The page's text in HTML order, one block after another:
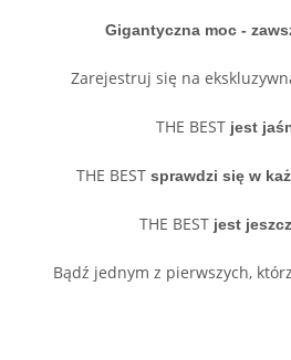
Gigantyczna moc -
Zarejestruj się na
THE BESTjest
THE BESTsprawdzi się w
THE BEST jest
Bądź jednym z pierwszych,